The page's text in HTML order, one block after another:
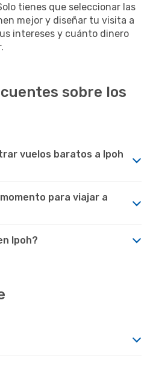
tienes que seleccionar las
mejor y diseñar tu visita a
intereses y cuánto dinero
sobre los
vuelos baratos a Ipoh
para viajar a
Ipoh?